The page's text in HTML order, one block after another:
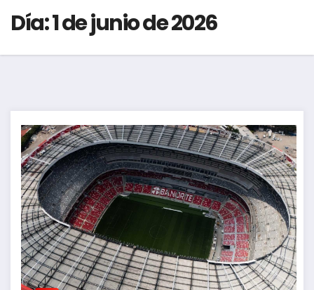
Día:1 de junio de 2026